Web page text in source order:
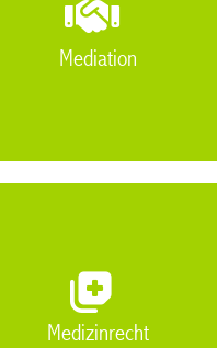
Mediation
Medizinrecht